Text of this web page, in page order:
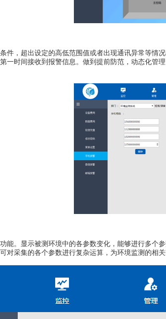
件， 超出设定的高低范围值或者出现通讯异常等情况
一时间接收到报警信息。 做到提前防范 ， 动态化管理
能。 显示被测环境中的各参数变化，能够进行多个
对采集的各个参数进行复杂运算，为环境监测的相